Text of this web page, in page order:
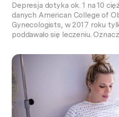
Depresja dotyka ok. 1 na 10
danych American College of
Gynecologists, w 2017 roku
poddawało się leczeniu.
same z tym problemem.
być takie same, jak u osób